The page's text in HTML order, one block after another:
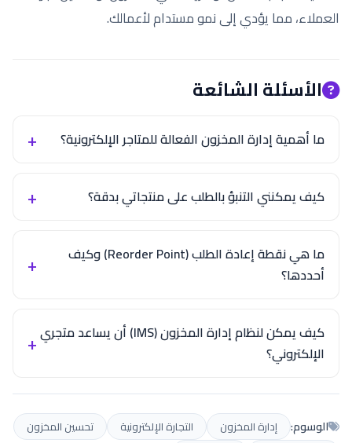
العملاء، مما يؤدي إلى نمو مستدام لأعمالك.
الأسئلة الشائعة
ما أهمية إدارة المخزون الفعالة للمتاجر الإلكترونية؟
كيف يمكنني التنبؤ بالطلب على منتجاتي بدقة؟
ما هي نقطة إعادة الطلب (Reorder Point) وكيف
أحددها؟
كيف يمكن لنظام إدارة المخزون (IMS) أن يساعد متجري
الإلكتروني؟
الوسوم: إدارة المخزون التجارة الإلكترونية
تحسين المخزون